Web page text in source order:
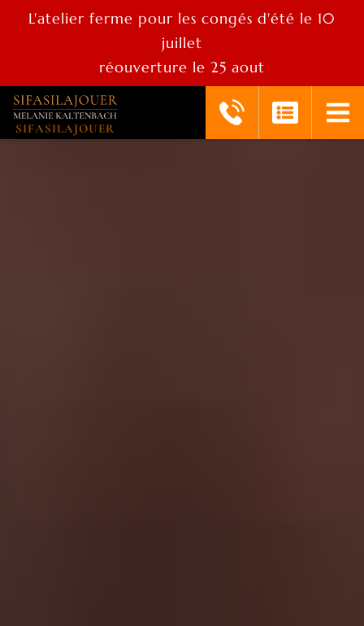
L'atelier ferme pour les congés d'été le 10
juillet
réouverture le 25 aout
SIFASILAJOUER